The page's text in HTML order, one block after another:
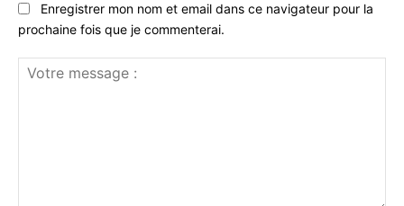
Enregistrer mon nom et email dans ce navigateur pour la
prochaine fois que je commenterai.